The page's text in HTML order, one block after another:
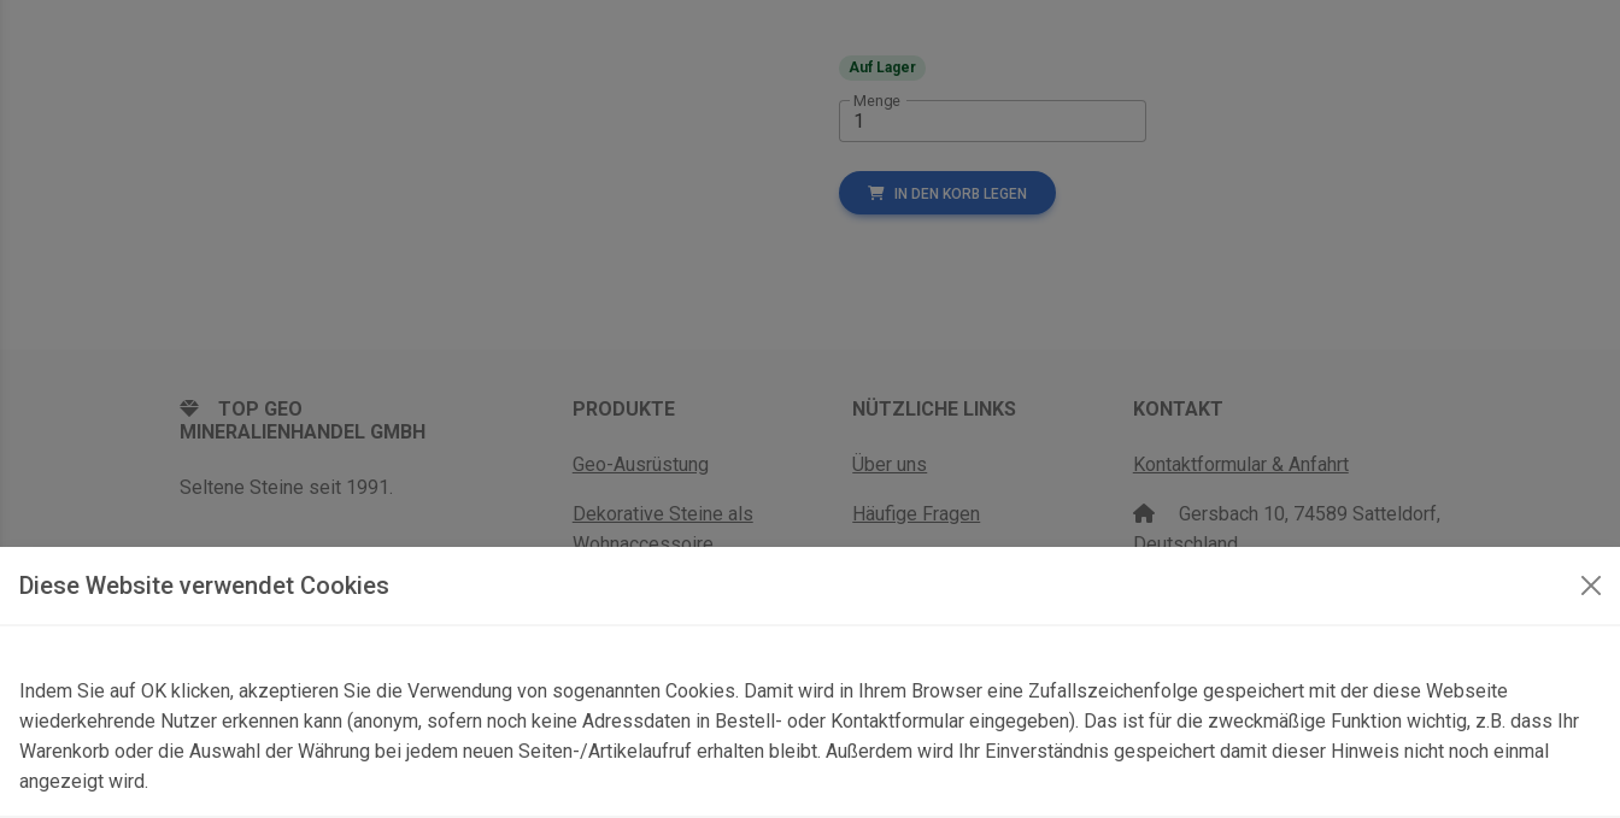
Diese Website verwendet Cookies
Indem Sie auf OK klicken, akzeptieren Sie die Verwendung von sogenannten Cookies. Damit wird in Ihrem Browser eine Zufallszeichenfolge gespeichert mit der diese Webseite
wiederkehrende Nutzer erkennen kann (anonym, sofern noch keine Adressdaten in Bestell- oder Kontaktformular eingegeben). Das ist für die zweckmäßige Funktion wichtig, z.B. dass Ihr
Warenkorb oder die Auswahl der Währung bei jedem neuen Seiten-/Artikelaufruf erhalten bleibt. Außerdem wird Ihr Einverständnis gespeichert damit dieser Hinweis nicht noch einmal
angezeigt wird.
Auf Lager
Menge
IN DEN KORB LEGEN
TOP GEO
MINERALIENHANDEL GMBH
Seltene Steine seit 1991.
PRODUKTE
Geo-Ausrüstung
Dekorative Steine als
Wohnaccessoire
NÜTZLICHE LINKS
Über uns
Häufige Fragen
KONTAKT
Kontaktformular & Anfahrt
Gersbach 10, 74589 Satteldorf,
Deutschland